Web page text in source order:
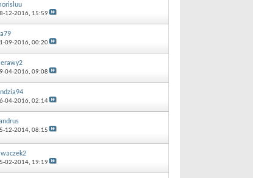
12-2016, 15:59
09-2016, 00:20
04-2016, 09:08
04-2016, 02:14
12-2014, 08:15
02-2014, 19:19